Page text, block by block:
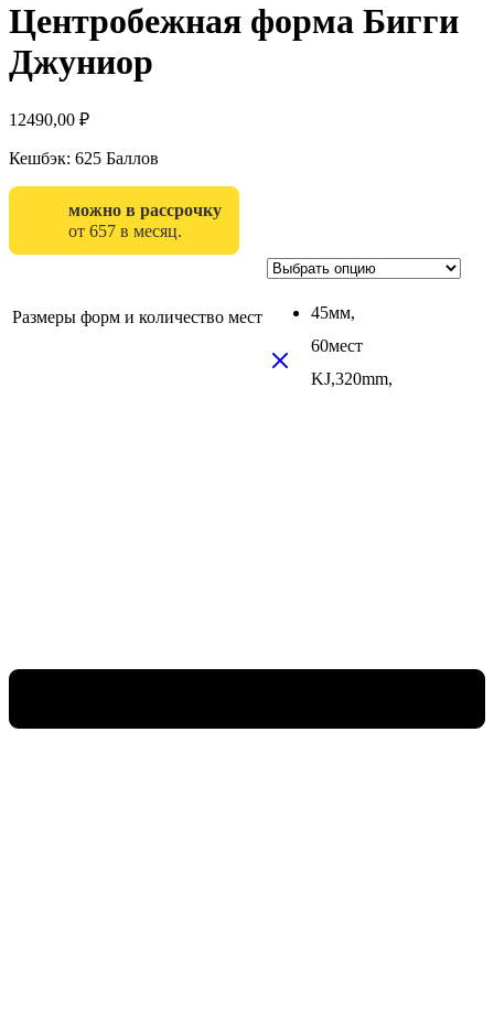
Центробежная форма Бигги
Джуниор
12490,00 ₽
Кешбэк: 625 Баллов
можно в рассрочку
от 657 в месяц.
Размеры форм и количество мест
45мм,
60мест
KJ,320mm,